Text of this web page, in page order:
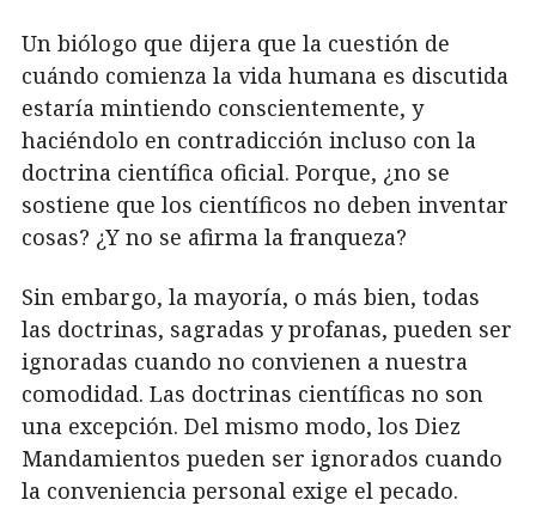
Un biólogo que dijera que la cuestión de
cuándo comienza la vida humana es discutida
estaría mintiendo conscientemente, y
haciéndolo en contradicción incluso con la
doctrina científica oficial. Porque, ¿no se
sostiene que los científicos no deben inventar
cosas? ¿Y no se afirma la franqueza?
Sin embargo, la mayoría, o más bien, todas
las doctrinas, sagradas y profanas, pueden ser
ignoradas cuando no convienen a nuestra
comodidad. Las doctrinas científicas no son
una excepción. Del mismo modo, los Diez
Mandamientos pueden ser ignorados cuando
la conveniencia personal exige el pecado.